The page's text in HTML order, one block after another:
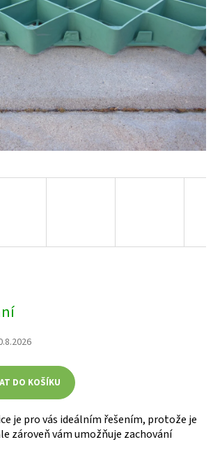
DO KOŠÍKU
je pro vás ideálním řešením, protože je
zároveň vám umožňuje zachování